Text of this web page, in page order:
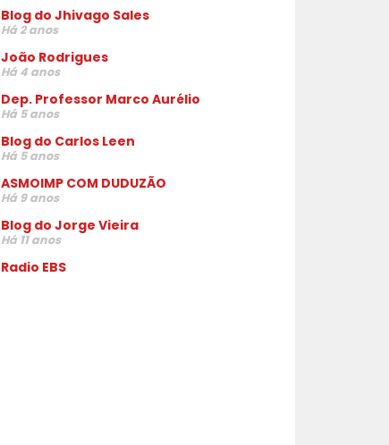
Blog do Jhivago Sales
Há 2 anos
João Rodrigues
Há 4 anos
Dep. Professor Marco Aurélio
Há 5 anos
Blog do Carlos Leen
Há 5 anos
ASMOIMP COM DUDUZÃO
Há 9 anos
Blog do Jorge Vieira
Há 11 anos
Radio EBS